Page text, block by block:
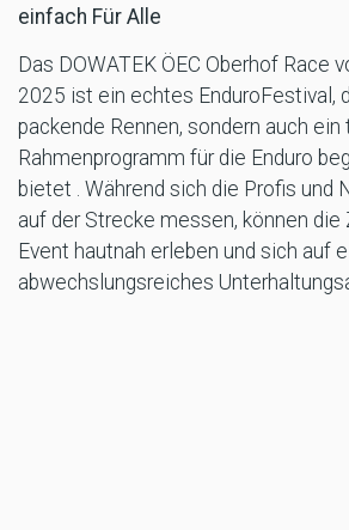
einfach Für Alle
Das DOWATEK ÖEC Oberhof Race
2025 ist ein echtes EnduroFestival,
packende Rennen, sondern auch ein
Rahmenprogramm für die Enduro
bietet . Während sich die Profis und
auf der Strecke messen, können die
Event hautnah erleben und sich auf
abwechslungsreiches